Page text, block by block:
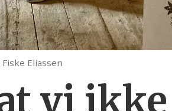
Eliassen
vi